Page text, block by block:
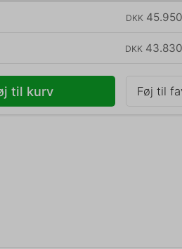
til kurv Føj til
DKK
DKK